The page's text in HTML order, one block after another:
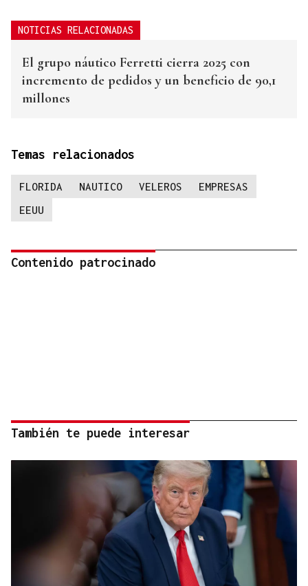
NOTICIAS RELACIONADAS
El grupo náutico Ferretti cierra 2025 con
incremento de pedidos y un beneficio de 90,1
millones
Temas relacionados
FLORIDA NAUTICO VELEROS
EMPRESAS
EEUU
Contenido patrocinado
También te puede interesar